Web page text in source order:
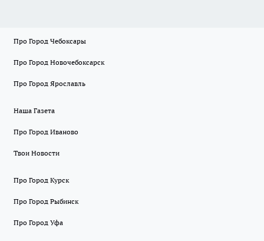
Про Город Чебоксары
Про Город Новочебоксарск
Про Город Ярославль
Наша Газета
Про Город Иваново
Твои Новости
Про Город Курск
Про Город Рыбинск
Про Город Уфа